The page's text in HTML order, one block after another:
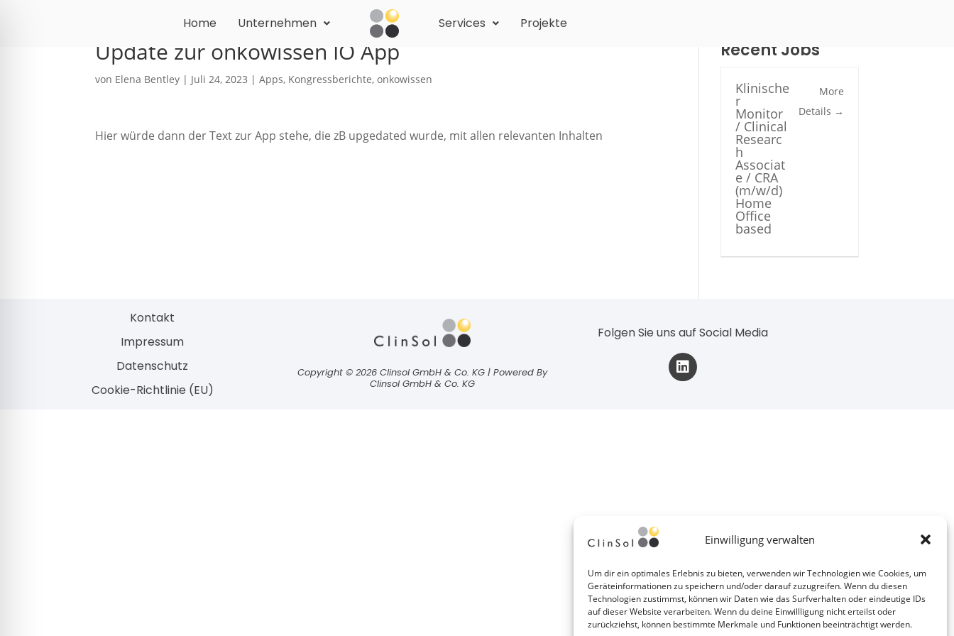
Einwilligung verwalten
Um dir ein optimales Erlebnis zu bieten, verwenden wir Technologien wie Cookies, um
Geräteinformationen zu speichern und/oder darauf zuzugreifen. Wenn du diesen
Technologien zustimmst, können wir Daten wie das Surfverhalten oder eindeutige IDs
auf dieser Website verarbeiten. Wenn du deine Einwillligung nicht erteilst oder
zurückziehst, können bestimmte Merkmale und Funktionen beeinträchtigt werden.
Home Unternehmen Services Projekte
Update zur onkowissen IO App
von Elena Bentley | Juli 24, 2023 |Apps, Kongressberichte,onkowissen
Hier würde dann der Text zur App stehe, die zB upgedated wurde, mit allen relevanten Inhalten
Recent Jobs
Klinische
r
Monitor
/ Clinical
Researc
h
Associat
e / CRA
(m/w/d)
Home
Office
based
More
Details
Kontakt
Impressum
Datenschutz
Cookie-Richtlinie (EU)
Copyright © 2026 Clinsol GmbH & Co. KG | Powered By
Clinsol GmbH & Co. KG
Folgen Sie uns auf Social Media